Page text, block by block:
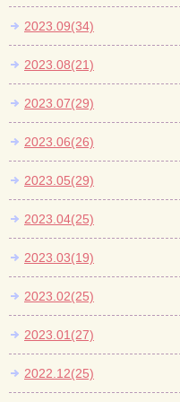
2023.09(34)
2023.08(21)
2023.07(29)
2023.06(26)
2023.05(29)
2023.04(25)
2023.03(19)
2023.02(25)
2023.01(27)
2022.12(25)